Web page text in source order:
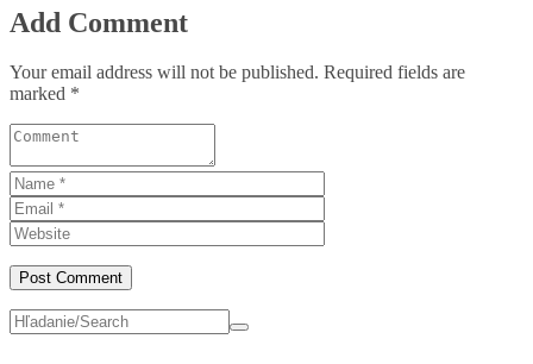
Add Comment
Your email address will not be published. Required fields are
marked *